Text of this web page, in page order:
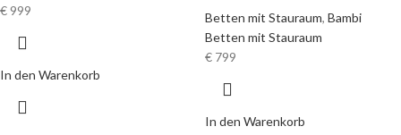
€ 999
In den Warenkorb
Betten mit Stauraum, Bambi
Betten mit Stauraum
€ 799
In den Warenkorb